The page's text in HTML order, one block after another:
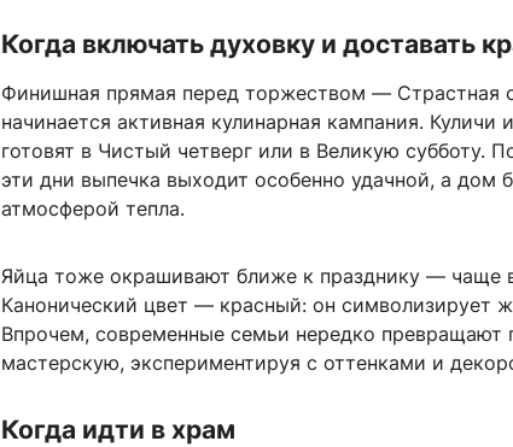
Когда включать духовку и доставать
Финишная прямая перед торжеством — Страстная
начинается активная кулинарная кампания.
готовят в Чистый четверг или в Великую субботу.
эти дни выпечка выходит особенно удачной, а дом
атмосферой тепла.
Яйца тоже окрашивают ближе к празднику — чаще
Канонический цвет — красный: он символизирует
Впрочем, современные семьи нередко превращают
мастерскую, экспериментируя с оттенками и
Когда идти в храм